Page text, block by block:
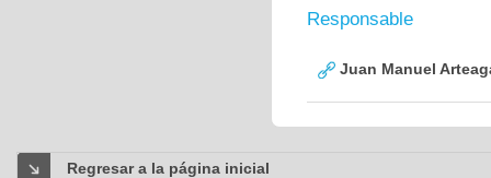
Responsable
Juan Manuel
Regresar a la página inicial